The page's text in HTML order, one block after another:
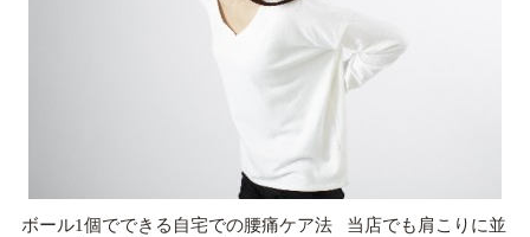
ボール1個でできる自宅での腰痛ケア法 当店でも肩こりに並